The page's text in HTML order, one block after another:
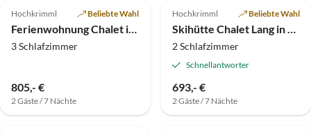
Hochkrimml Beliebte Wahl
Ferienwohnung Chalet in Hochkrimml für 8 Personen
3 Schlafzimmer
805,- €
2 Gäste / 7 Nächte
Hochkrimml Beliebte Wahl
Skihütte Chalet Lang in Hochkrimml für 6 Personen
2 Schlafzimmer
Schnellantworter
693,- €
2 Gäste / 7 Nächte
5.0 (1) Top-Inserat
5.0 (1)